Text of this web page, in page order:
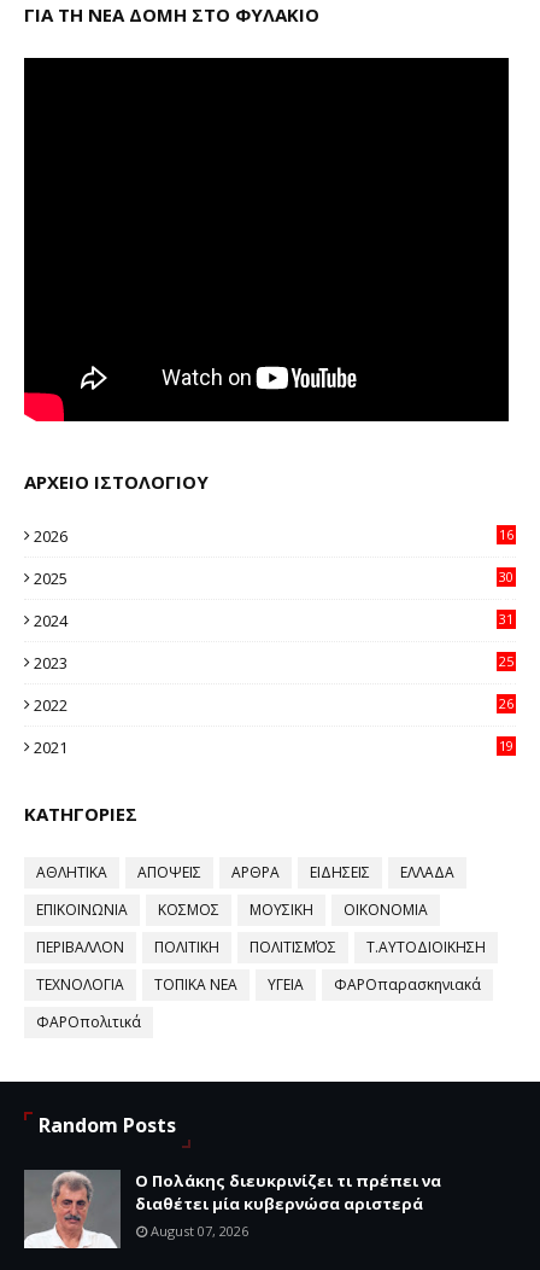
ΓΙΑ ΤΗ ΝΕΑ ΔΟΜΗ ΣΤΟ ΦΥΛΑΚΙΟ
ΑΡΧΕΙΟ ΙΣΤΟΛΟΓΙΟΥ
2026
16
2025
30
2024
31
2023
25
2022
26
2021
19
ΚΑΤΗΓΟΡΙΕΣ
ΑΘΛΗΤΙΚΑ ΑΠΟΨΕΙΣ ΑΡΘΡΑ ΕΙΔΗΣΕΙΣ
ΕΛΛΑΔΑ
ΕΠΙΚΟΙΝΩΝΙΑ
ΚΟΣΜΟΣ ΜΟΥΣΙΚΗ
ΟΙΚΟΝΟΜΙΑ
ΠΕΡΙΒΑΛΛΟΝ
ΠΟΛΙΤΙΚΗ ΠΟΛΙΤΙΣΜΌΣ
Τ.ΑΥΤΟΔΙΟΙΚΗΣΗ
ΤΕΧΝΟΛΟΓΙΑ
ΤΟΠΙΚΑ ΝΕΑ ΥΓΕΙΑ
ΦΑΡΟπαρασκηνιακά
ΦΑΡΟπολιτικά
Random Posts
Ο Πολάκης διευκρινίζει τι πρέπει να
διαθέτει μία κυβερνώσα αριστερά
August 07, 2026